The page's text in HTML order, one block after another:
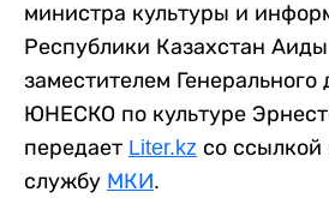
министра культуры и
Республики Казахстан
заместителем Генерального
ЮНЕСКО по культуре
передает Liter.kz со ссылкой
службу МКИ.